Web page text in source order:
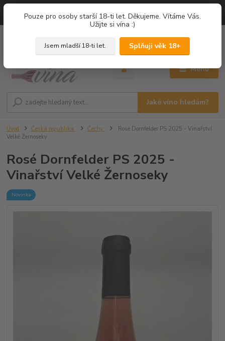
===
Pouze pro osoby starší 18-ti let. Děkujeme. Vítáme Vás.
Užijte si vína :)
Jsem mladší 18-ti let. Splňuji věk 18+
Menu
Jaké víno hledám?
0,00 Kč
Úvod Česká republika Čechy
Rosé Dornfelder PS 2025 - Vinařství
Velké Žernoseky
Rosé Dornfelder PS 2025 -
Vinařství Velké Žernoseky
Novinka